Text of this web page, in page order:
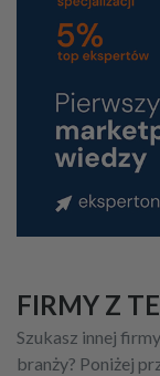
FIRMY Z
Szukasz innej
branży? Poniżej